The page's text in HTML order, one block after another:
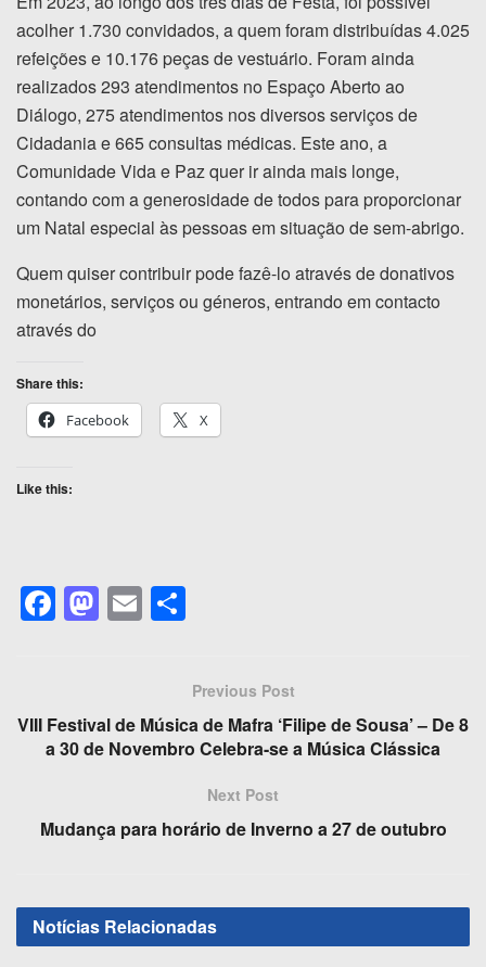
acolher 1.730 convidados, a quem foram distribuídas 4.025
refeições e 10.176 peças de vestuário. Foram ainda
realizados 293 atendimentos no Espaço Aberto ao
Diálogo, 275 atendimentos nos diversos serviços de
Cidadania e 665 consultas médicas. Este ano, a
Comunidade Vida e Paz quer ir ainda mais longe,
contando com a generosidade de todos para proporcionar
um Natal especial às pessoas em situação de sem-abrigo.
Quem quiser contribuir pode fazê-lo através de donativos
monetários, serviços ou géneros, entrando em contacto
através do
Share this:
Facebook
X
Like this:
F
e
b
o
k
M
o
d
n
E
ar
ePrevious Post
VIII Festival de Música de Mafra ‘Filipe de Sousa’ – De 8
a 30 de Novembro Celebra-se a Música Clássica
Next Post
Mudança para horário de Inverno a 27 de outubro
Notícias Relacionadas